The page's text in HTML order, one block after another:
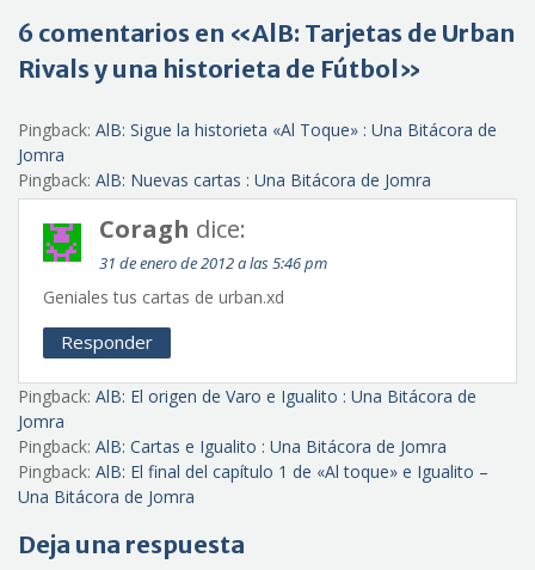
6 comentarios en «AlB: Tarjetas de Urban
Rivals y una historieta de Fútbol»
Pingback: AlB: Sigue la historieta «Al Toque» : Una Bitácora de
Jomra
Pingback: AlB: Nuevas cartas : Una Bitácora de Jomra
Coragh dice:
31 de enero de 2012 a las 5:46 pm
Geniales tus cartas de urban.xd
Responder
Pingback: AlB: El origen de Varo e Igualito : Una Bitácora de
Jomra
Pingback: AlB: Cartas e Igualito : Una Bitácora de Jomra
Pingback: AlB: El final del capítulo 1 de «Al toque» e Igualito –
Una Bitácora de Jomra
Deja una respuesta